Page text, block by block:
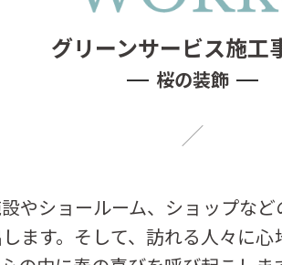
桜の装飾
やショールーム、ショップな
ます。そして、訪れる人々に